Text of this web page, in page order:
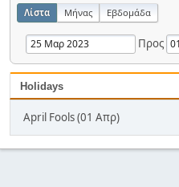
Λίστα Μήνας Εβδομάδα
Προς
Holidays
April Fools (01 Απρ)